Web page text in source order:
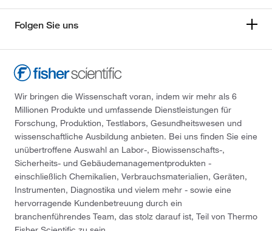
Folgen Sie uns
Wir bringen die Wissenschaft voran, indem wir mehr als 6
Millionen Produkte und umfassende Dienstleistungen für
Forschung, Produktion, Testlabors, Gesundheitswesen und
wissenschaftliche Ausbildung anbieten. Bei uns finden Sie eine
unübertroffene Auswahl an Labor-, Biowissenschafts-,
Sicherheits- und Gebäudemanagementprodukten -
einschließlich Chemikalien, Verbrauchsmaterialien, Geräten,
Instrumenten, Diagnostika und vielem mehr - sowie eine
hervorragende Kundenbetreuung durch ein
branchenführendes Team, das stolz darauf ist, Teil von Thermo